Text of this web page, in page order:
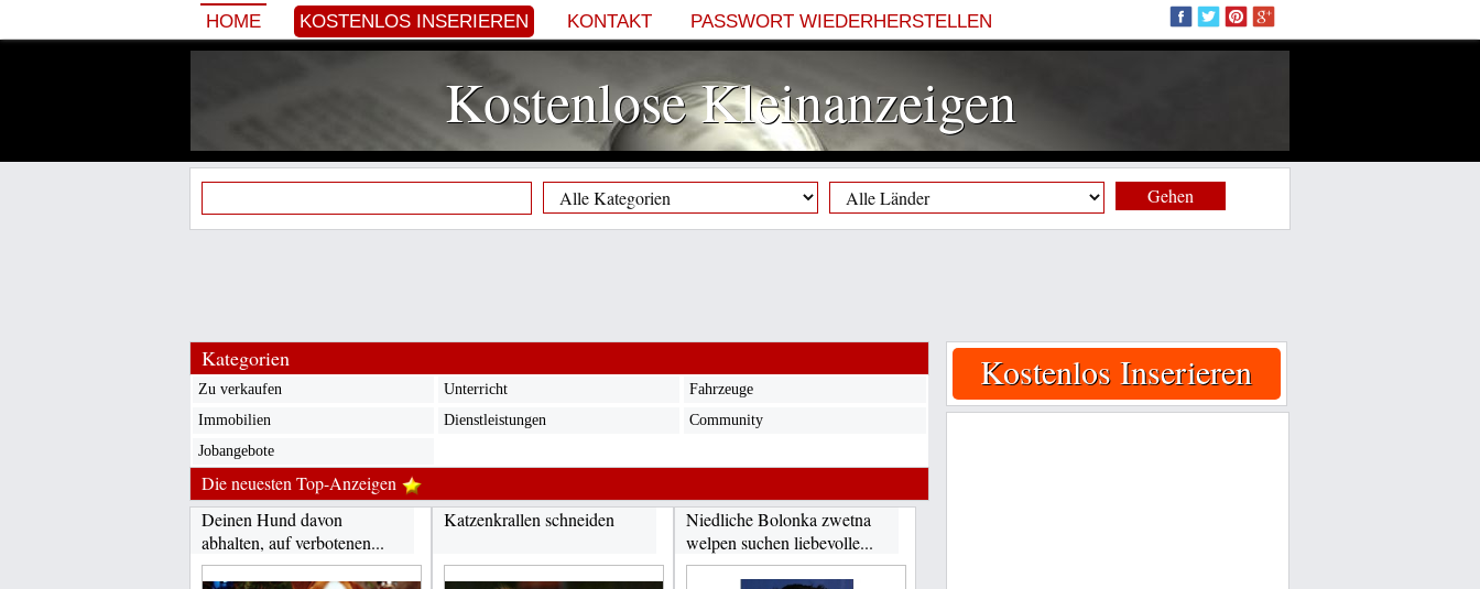
HOME KOSTENLOS INSERIEREN KONTAKT PASSWORT WIEDERHERSTELLEN
Kostenlose Kleinanzeigen
Gehen
Kategorien
Zu verkaufen Unterricht
Fahrzeuge
Immobilien
Dienstleistungen
Community
Jobangebote
Die neuesten Top-Anzeigen
Deinen Hund davon
abhalten, auf verbotenen...
Katzenkrallen schneiden
Niedliche Bolonka zwetna
welpen suchen liebevolle...
Kostenlos Inserieren